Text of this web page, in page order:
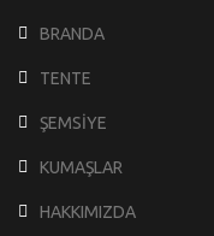
BRANDA
TENTE
ŞEMSİYE
KUMAŞLAR
HAKKIMIZDA